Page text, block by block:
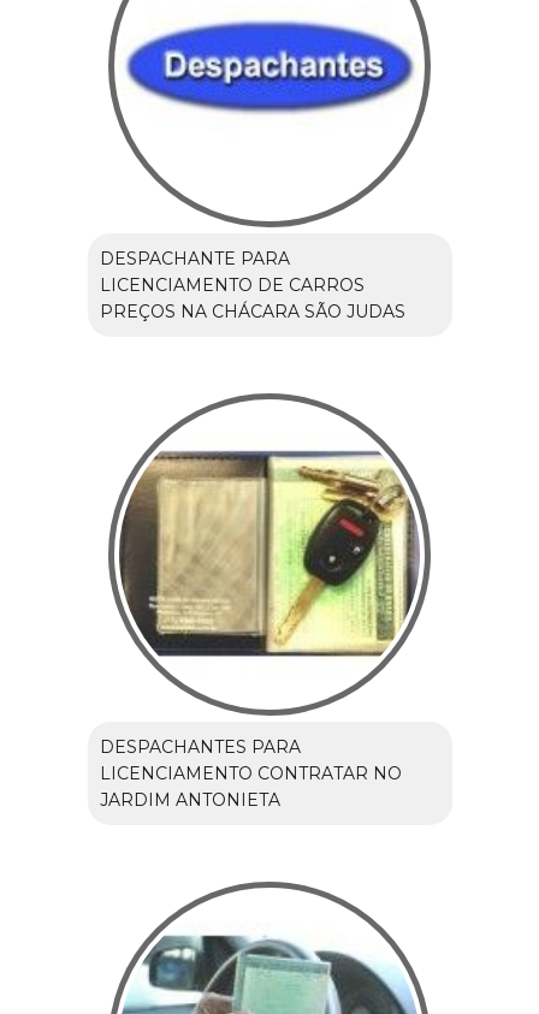
DESPACHANTE PARA
LICENCIAMENTO DE CARROS
PREÇOS NA CHÁCARA SÃO JUDAS
DESPACHANTES PARA
LICENCIAMENTO CONTRATAR NO
JARDIM ANTONIETA